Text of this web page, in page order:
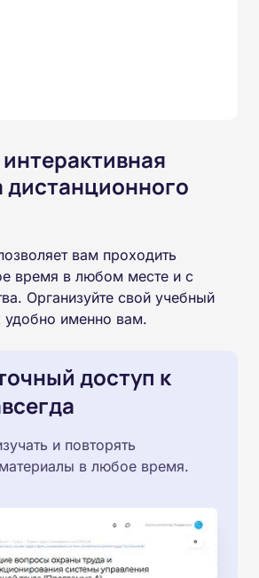
вам проходить
время в любом месте и с
Организуйте свой учебный
удобно именно вам.
доступ к
и повторять
в любое время.